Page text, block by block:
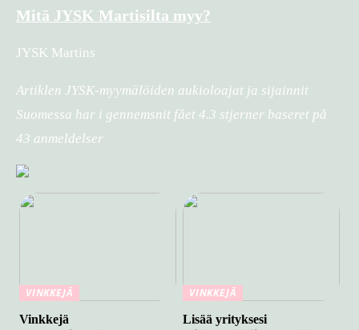
Mitä JYSK Martisilta myy?
JYSK Martins
Artiklen JYSK-myymälöiden aukioloajat ja sijainnit
Suomessa har i gennemsnit fået 4.3 stjerner baseret på
43 anmeldelser
VINKKEJÄ
Vinkkejä
VINKKEJÄ
Lisää yrityksesi